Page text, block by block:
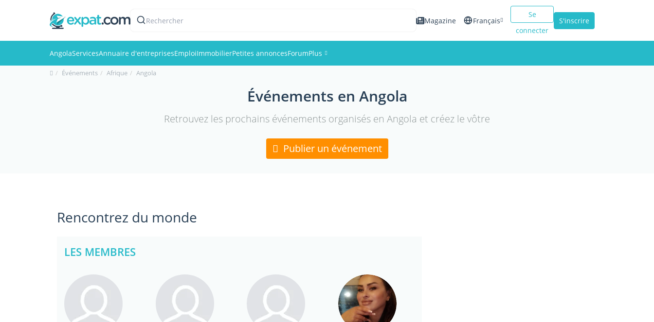
Rechercher Magazine Français
Se
connecter
S'inscrire
AngolaServicesAnnuaire d'entreprisesEmploiImmobilierPetites annoncesForumPlus
Événements Afrique Angola
Événements en Angola
Retrouvez les prochains événements organisés en Angola et créez le vôtre
Publier un événement
Rencontrez du monde
LES MEMBRES